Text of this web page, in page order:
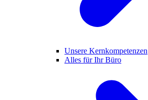
Unsere Kernkompetenzen
Alles für Ihr Büro